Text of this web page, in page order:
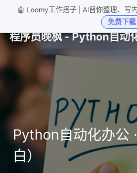
🤖 Loomy工作搭子 | AI替你整理、写
免费下
程序员晚枫 - Python自动
Python自动化办公
白）